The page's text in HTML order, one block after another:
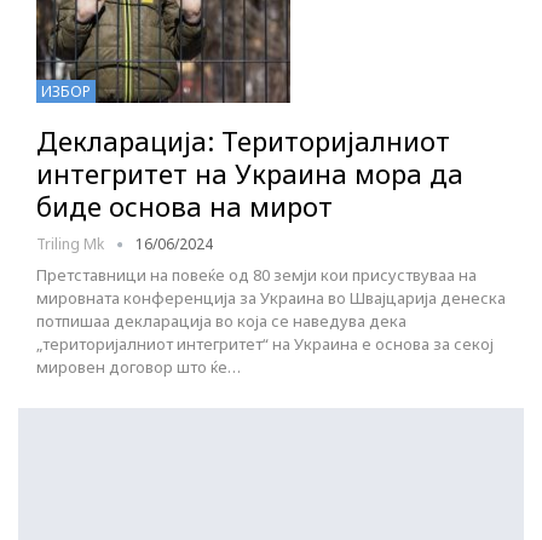
ИЗБОР
Декларација: Територијалниот
интегритет на Украина мора да
биде основа на мирот
Triling Mk 16/06/2024
Претставници на повеќе од 80 земји кои присуствуваа на
мировната конференција за Украина во Швајцарија денеска
потпишаа декларација во која се наведува дека
„територијалниот интегритет“ на Украина е основа за секој
мировен договор што ќе…